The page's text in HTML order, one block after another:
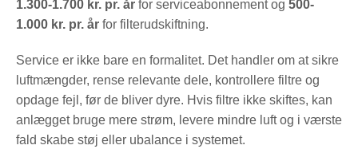
1.300-1.700 kr. pr. år for serviceabonnement og 500-
1.000 kr. pr. år for filterudskiftning.
Service er ikke bare en formalitet. Det handler om at sikre
luftmængder, rense relevante dele, kontrollere filtre og
opdage fejl, før de bliver dyre. Hvis filtre ikke skiftes, kan
anlægget bruge mere strøm, levere mindre luft og i værste
fald skabe støj eller ubalance i systemet.